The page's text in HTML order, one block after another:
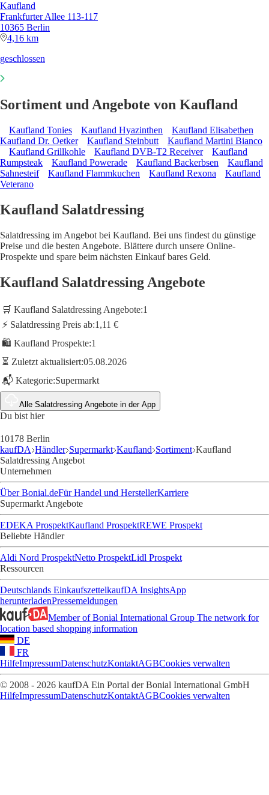
Kaufland
Frankfurter Allee 113-117
10365 Berlin
4,16 km
geschlossen
Sortiment und Angebote von Kaufland
Kaufland Tonies Kaufland Hyazinthen
Kaufland Elisabethen
Kaufland Dr. Oetker
Kaufland Steinbutt
Kaufland Martini Bianco
Kaufland Grillkohle
Kaufland DVB-T2 Receiver
Kaufland
Rumpsteak
Kaufland Powerade Kaufland Backerbsen
Kaufland
Sahnesteif
Kaufland Flammkuchen Kaufland Rexona
Kaufland
Veterano
Kaufland Salatdressing
Salatdressing im Angebot bei Kaufland. Bei uns findest du günstige
Preise und die besten Angebote. Blättere durch unsere Online-
Prospekte und spare beim nächsten Einkauf bares Geld.
Kaufland Salatdressing Angebote
🛒 Kaufland Salatdressing Angebote:1
⚡ Salatdressing Preis ab:1,11 €
🛍️ Kaufland Prospekte:1
⏳ Zuletzt aktualisiert:05.08.2026
📬 Kategorie:Supermarkt
Alle Salatdressing Angebote in der App
Du bist hier
10178 Berlin
kaufDA Händler Supermarkt Kaufland Sortiment Kaufland
Salatdressing Angebot
Unternehmen
Über Bonial.deFür Handel und HerstellerKarriere
Supermarkt Angebote
EDEKA ProspektKaufland ProspektREWE Prospekt
Beliebte Händler
Aldi Nord ProspektNetto ProspektLidl Prospekt
Ressourcen
Deutschlands EinkaufszettelkaufDA InsightsApp
herunterladenPressemeldungen
Member of Bonial International Group The network for
location based shopping information
DE
FR
HilfeImpressumDatenschutzKontaktAGBCookies verwalten
© 2008 - 2026 kaufDA Ein Portal der Bonial International GmbH
HilfeImpressumDatenschutzKontaktAGBCookies verwalten